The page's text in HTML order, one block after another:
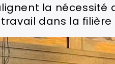
la nécessité
dans la